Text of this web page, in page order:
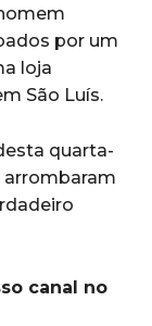
por um
loja
São Luís.
quarta-
arrombaram
canal no